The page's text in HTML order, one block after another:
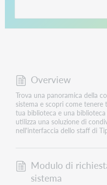
Overview
Trova una panoramica della
sistema e scopri come tenere
tua biblioteca e una
utilizza una soluzione di
nell'interfaccia dello staff di
Modulo di
sistema